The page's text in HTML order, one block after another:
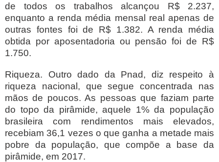
de todos os trabalhos alcançou R$ 2.237,
enquanto a renda média mensal real apenas de
outras fontes foi de R$ 1.382. A renda média
obtida por aposentadoria ou pensão foi de R$
1.750.
Riqueza. Outro dado da Pnad, diz respeito à
riqueza nacional, que segue concentrada nas
mãos de poucos. As pessoas que faziam parte
do topo da pirâmide, aquele 1% da população
brasileira com rendimentos mais elevados,
recebiam 36,1 vezes o que ganha a metade mais
pobre da população, que compõe a base da
pirâmide, em 2017.